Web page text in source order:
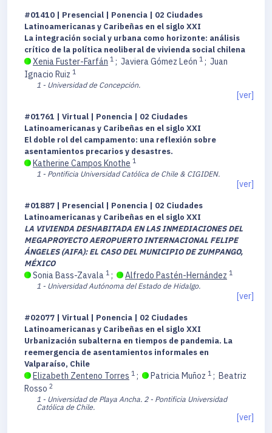
#01410 | Presencial | Ponencia | 02 Ciudades
Latinoamericanas y Caribeñas en el siglo XXI
La integración social y urbana como horizonte: análisis
crítico de la política neoliberal de vivienda social chilena
Xenia Fuster-Farfán 1 ; Javiera Gómez León 1 ; Juan
Ignacio Ruiz 1
1 - Universidad de Concepción.
[ver]
#01761 | Virtual | Ponencia | 02 Ciudades
Latinoamericanas y Caribeñas en el siglo XXI
El doble rol del campamento: una reflexión sobre
asentamientos precarios y desastres.
Katherine Campos Knothe 1
1 - Pontificia Universidad Católica de Chile & CIGIDEN.
[ver]
#01887 | Presencial | Ponencia | 02 Ciudades
Latinoamericanas y Caribeñas en el siglo XXI
LA VIVIENDA DESHABITADA EN LAS INMEDIACIONES DEL
MEGAPROYECTO AEROPUERTO INTERNACIONAL FELIPE
ÁNGELES (AIFA): EL CASO DEL MUNICIPIO DE ZUMPANGO,
MÉXICO
Sonia Bass-Zavala 1 ; Alfredo Pastén-Hernández 1
1 - Universidad Autónoma del Estado de Hidalgo.
[ver]
#02077 | Virtual | Ponencia | 02 Ciudades
Latinoamericanas y Caribeñas en el siglo XXI
Urbanización subalterna en tiempos de pandemia. La
reemergencia de asentamientos informales en
Valparaíso, Chile
Elizabeth Zenteno Torres 1 ; Patricia Muñoz 1 ; Beatriz
Rosso 2
1 - Universidad de Playa Ancha. 2 - Pontificia Universidad
Católica de Chile.
[ver]